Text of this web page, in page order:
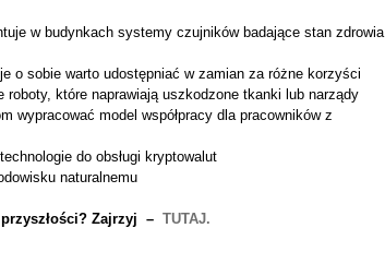
w budynkach systemy czujników badające stan zdrowia
o sobie warto udostępniać w zamian za różne korzyści
które naprawiają uszkodzone tkanki lub narządy
wypracować model współpracy dla pracowników z
do obsługi kryptowalut
naturalnemu
przyszłości? Zajrzyj –TUTAJ.